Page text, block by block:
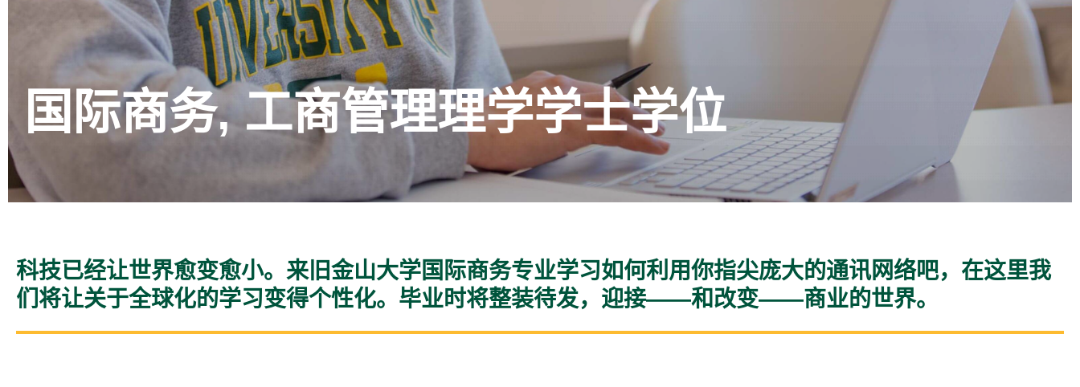
国际商务, 工商管理理学学士学位
科技已经让世界愈变愈小。来旧金山大学国际商务专业学习如何利用你指尖庞大的通讯网络吧，在这里我
们将让关于全球化的学习变得个性化。毕业时将整装待发，迎接——和改变——商业的世界。